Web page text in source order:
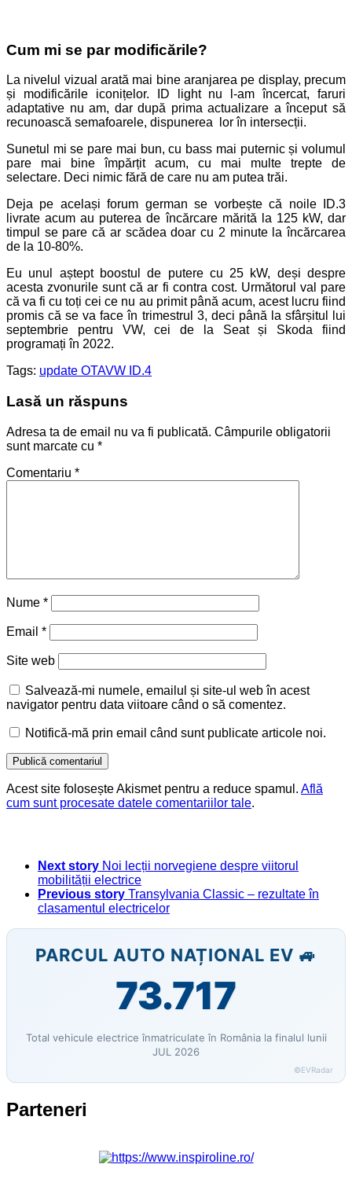
Cum mi se par modificările?
La nivelul vizual arată mai bine aranjarea pe display, precum
și modificările iconițelor. ID light nu l-am încercat, faruri
adaptative nu am, dar după prima actualizare a început să
recunoască semafoarele, dispunerea lor în intersecții.
Sunetul mi se pare mai bun, cu bass mai puternic și volumul
pare mai bine împărțit acum, cu mai multe trepte de
selectare. Deci nimic fără de care nu am putea trăi.
Deja pe același forum german se vorbește că noile ID.3
livrate acum au puterea de încărcare mărită la 125 kW, dar
timpul se pare că ar scădea doar cu 2 minute la încărcarea
de la 10-80%.
Eu unul aștept boostul de putere cu 25 kW, deși despre
acesta zvonurile sunt că ar fi contra cost. Următorul val pare
că va fi cu toți cei ce nu au primit până acum, acest lucru fiind
promis că se va face în trimestrul 3, deci până la sfârșitul lui
septembrie pentru VW, cei de la Seat și Skoda fiind
programați în 2022.
Tags: update OTAVW ID.4
Lasă un răspuns
Adresa ta de email nu va fi publicată. Câmpurile obligatorii
sunt marcate cu *
Comentariu *
Nume *
Email *
Site web
Salvează-mi numele, emailul și site-ul web în acest
navigator pentru data viitoare când o să comentez.
Notifică-mă prin email când sunt publicate articole noi.
Acest site folosește Akismet pentru a reduce spamul. Află
cum sunt procesate datele comentariilor tale.
Next story Noi lecții norvegiene despre viitorul
mobilității electrice
Previous story Transylvania Classic – rezultate în
clasamentul electricelor
PARCUL AUTO NAȚIONAL EV 🚙
73.717
Total vehicule electrice înmatriculate în România la finalul lunii
JUL 2026
©EVRadar
Parteneri